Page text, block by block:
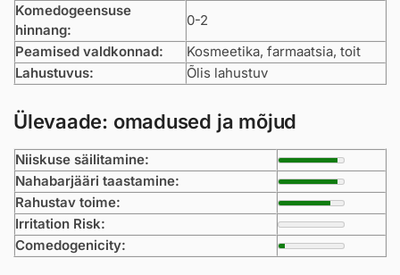
Komedogeensuse
hinnang:
0-2
Peamised valdkonnad:
Kosmeetika, farmaatsia, toit
Lahustuvus:
Õlis lahustuv
Ülevaade: omadused ja mõjud
Niiskuse säilitamine:
Nahabarjääri taastamine:
Rahustav toime:
Irritation Risk:
Comedogenicity: